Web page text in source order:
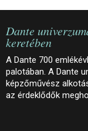
Dante
keretében
A Dante 700
palotában. A Dante
képzőművész
az érdeklődők